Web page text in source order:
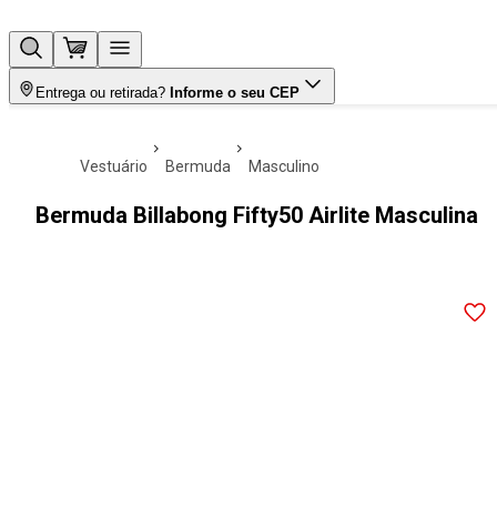
Entrega ou retirada? Informe o seu CEP
vestuário bermuda masculino
Bermuda Billabong Fifty50 Airlite Masculina